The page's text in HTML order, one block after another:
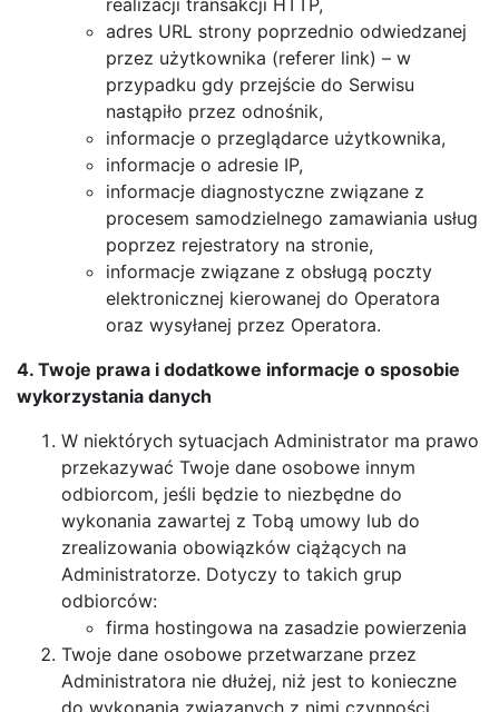
adres URL strony poprzednio odwiedzanej
przez użytkownika (referer link) – w
przypadku gdy przejście do Serwisu
nastąpiło przez odnośnik,
informacje o przeglądarce użytkownika,
informacje o adresie IP,
informacje diagnostyczne związane z
procesem samodzielnego zamawiania usług
poprzez rejestratory na stronie,
informacje związane z obsługą poczty
elektronicznej kierowanej do Operatora
oraz wysyłanej przez Operatora.
4. Twoje prawa i dodatkowe informacje o sposobie
wykorzystania danych
W niektórych sytuacjach Administrator ma prawo
przekazywać Twoje dane osobowe innym
odbiorcom, jeśli będzie to niezbędne do
wykonania zawartej z Tobą umowy lub do
zrealizowania obowiązków ciążących na
Administratorze. Dotyczy to takich grup
odbiorców:
firma hostingowa na zasadzie powierzenia
Twoje dane osobowe przetwarzane przez
Administratora nie dłużej, niż jest to konieczne
do wykonania związanych z nimi czynności